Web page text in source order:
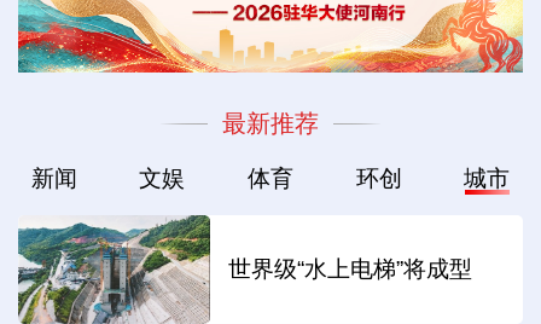
最新推荐
新闻 文娱 体育 环创 城市
世界级“水上电梯”将成型